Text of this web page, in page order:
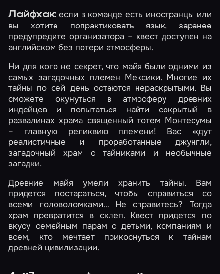
Лайфхак:если в команде есть иностранцы или
вы хотите попрактиковать язык, заранее
предупредите организатора – квест доступен на
английском без потери атмосферы.
Ни для кого не секрет, что майя были одними из
самых загадочных племен Мексики. Многие их
тайны по сей день остаются нераскрытыми. Вы
сможете окунуться в атмосферу древних
индейцев и попытаться найти сокрытый в
развалинах храма священный тотем Монтесумы
– главную реликвию племени! Вас ждут
реалистичные и проработанные джунгли,
загадочный храм с тайниками и необычные
загадки.
Древние майя умели хранить тайны. Вам
придется постараться, чтобы справиться со
всеми головоломками… Не справитесь? Тогда
храм превратится в склеп. Квест придется по
вкусу семейным парам с детьми, компаниям и
всем, кто мечтает прикоснуться к тайнам
древней цивилизации.